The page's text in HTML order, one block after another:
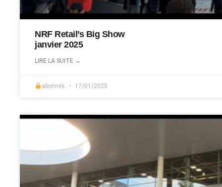
NRF Retail’s Big Show
janvier 2025
LIRE LA SUITE →
abonnés 17/01/2025